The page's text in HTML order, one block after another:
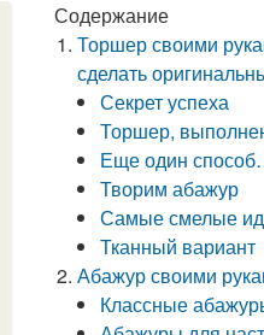
Содержание
Торшер своими
сделать
Секрет успеха
Торшер,
Еще один
Творим абажур
Самые смелые
Тканный вариант
Абажур своими
Классные